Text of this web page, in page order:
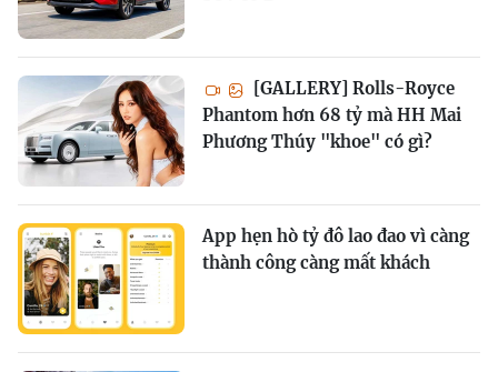
[GALLERY] Rolls-Royce
Phantom hơn 68 tỷ mà HH Mai
Phương Thúy "khoe" có gì?
App hẹn hò tỷ đô lao đao vì càng
thành công càng mất khách